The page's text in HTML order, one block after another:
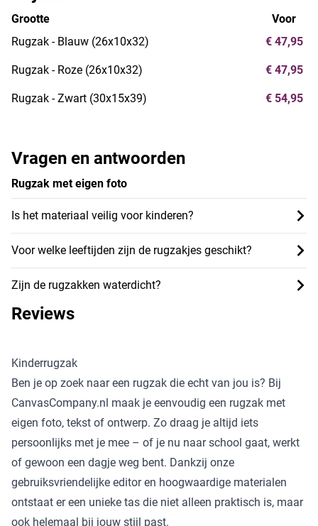
Vragen en antwoorden
Rugzak met eigen foto
Is het materiaal veilig voor kinderen?
Voor welke leeftijden zijn de rugzakjes geschikt?
Zijn de rugzakken waterdicht?
Grootte
Rugzak - Blauw (26x10x32)
Rugzak - Roze (26x10x32)
Rugzak - Zwart (30x15x39)
Voor
€ 47,95
€ 47,95
€ 54,95
Reviews
Kinderrugzak
Ben je op zoek naar een rugzak die echt van jou is? Bij
CanvasCompany.nl maak je eenvoudig een rugzak met
eigen foto, tekst of ontwerp. Zo draag je altijd iets
persoonlijks met je mee – of je nu naar school gaat, werkt
of gewoon een dagje weg bent. Dankzij onze
gebruiksvriendelijke editor en hoogwaardige materialen
ontstaat er een unieke tas die niet alleen praktisch is, maar
ook helemaal bij jouw stijl past.